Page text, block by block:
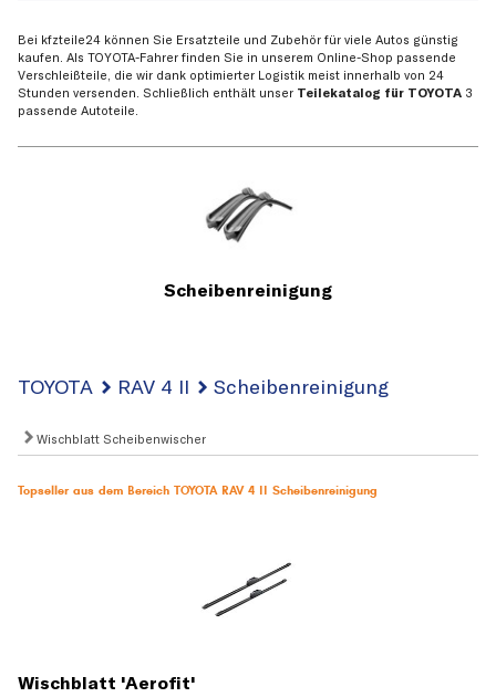
Bei kfzteile24 können Sie Ersatzteile und Zubehör für viele Autos günstig
kaufen. Als TOYOTA-Fahrer finden Sie in unserem Online-Shop passende
Verschleißteile, die wir dank optimierter Logistik meist innerhalb von 24
Stunden versenden. Schließlich enthält unser Teilekatalog für TOYOTA 3
passende Autoteile.
Scheibenreinigung
TOYOTA RAV 4 II Scheibenreinigung
Wischblatt Scheibenwischer
Topseller aus dem Bereich TOYOTA RAV 4 II Scheibenreinigung
Wischblatt 'Aerofit'